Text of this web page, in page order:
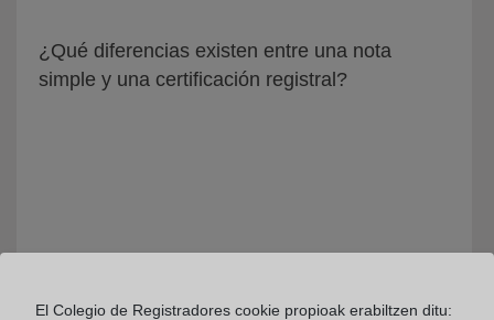
¿Qué diferencias existen entre una nota
simple y una certificación registral?
El Colegio de Registradores cookie propioak erabiltzen ditu: